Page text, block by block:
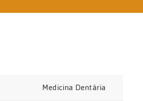
Medicina Dentária